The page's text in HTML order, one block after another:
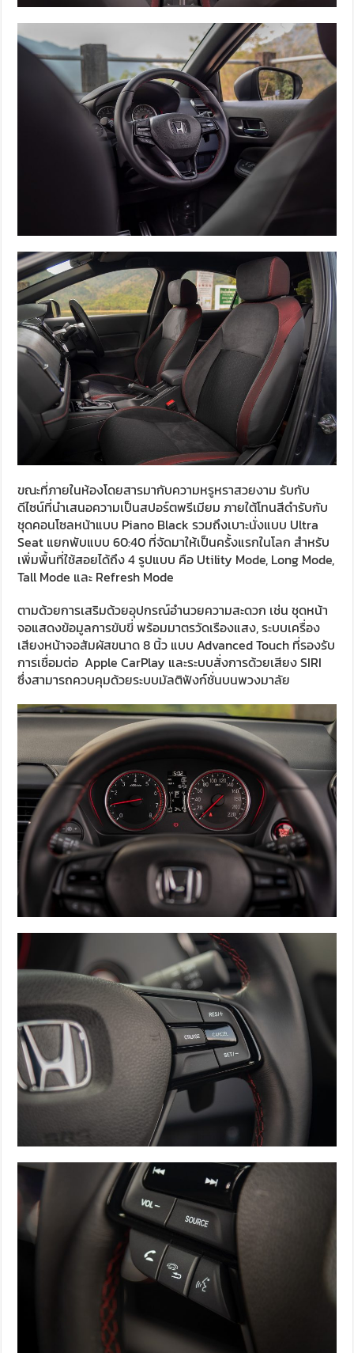
ขณะที่ภายในห้องโดยสารมากับความหรูหราสวยงาม รับกับ
ดีไซน์ที่นำเสนอความเป็นสปอร์ตพรีเมียม ภายใต้โทนสีดำรับกับ
ชุดคอนโซลหน้าแบบ Piano Black รวมถึงเบาะนั่งแบบ Ultra
Seat แยกพับแบบ 60:40 ที่จัดมาให้เป็นครั้งแรกในโลก สำหรับ
เพิ่มพื้นที่ใช้สอยได้ถึง 4 รูปแบบ คือ Utility Mode, Long Mode,
Tall Mode และ Refresh Mode
ตามด้วยการเสริมด้วยอุปกรณ์อำนวยความสะดวก เช่น ชุดหน้า
จอแสดงข้อมูลการขับขี่ พร้อมมาตรวัดเรืองแสง, ระบบเครื่อง
เสียงหน้าจอสัมผัสขนาด 8 นิ้ว แบบ Advanced Touch ที่รองรับ
การเชื่อมต่อ Apple CarPlay และระบบสั่งการด้วยเสียง SIRI
ซึ่งสามารถควบคุมด้วยระบบมัลติฟังก์ชั่นบนพวงมาลัย